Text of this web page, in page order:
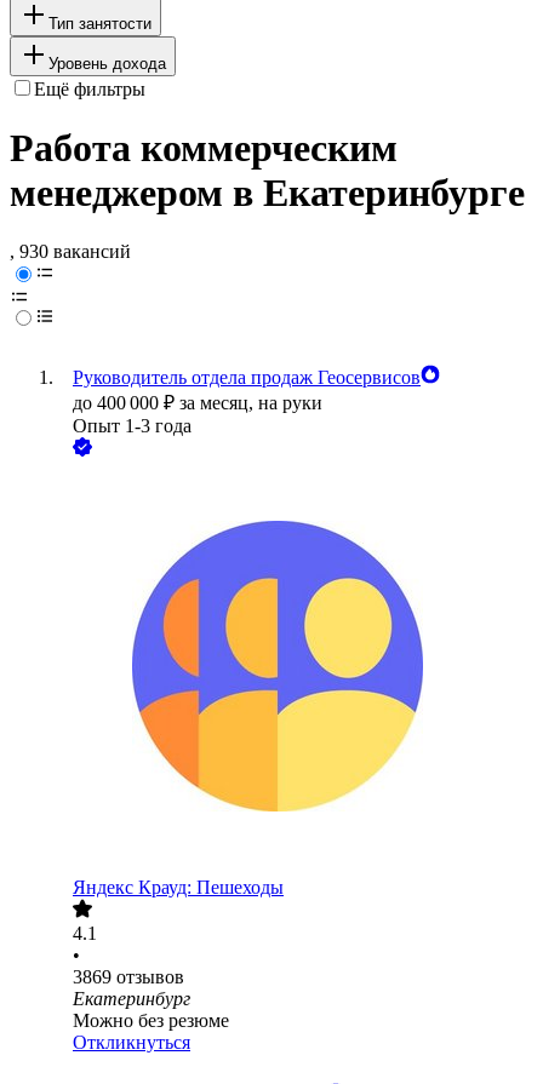
Тип занятости
Уровень дохода
Ещё фильтры
Работа коммерческим
менеджером в Екатеринбурге
, 930 вакансий
Руководитель отдела продаж Геосервисов
до 400 000 ₽ за месяц, на руки
Опыт 1-3 года
Яндекс Крауд: Пешеходы
4.1
•
3869 отзывов
Екатеринбург
Можно без резюме
Откликнуться